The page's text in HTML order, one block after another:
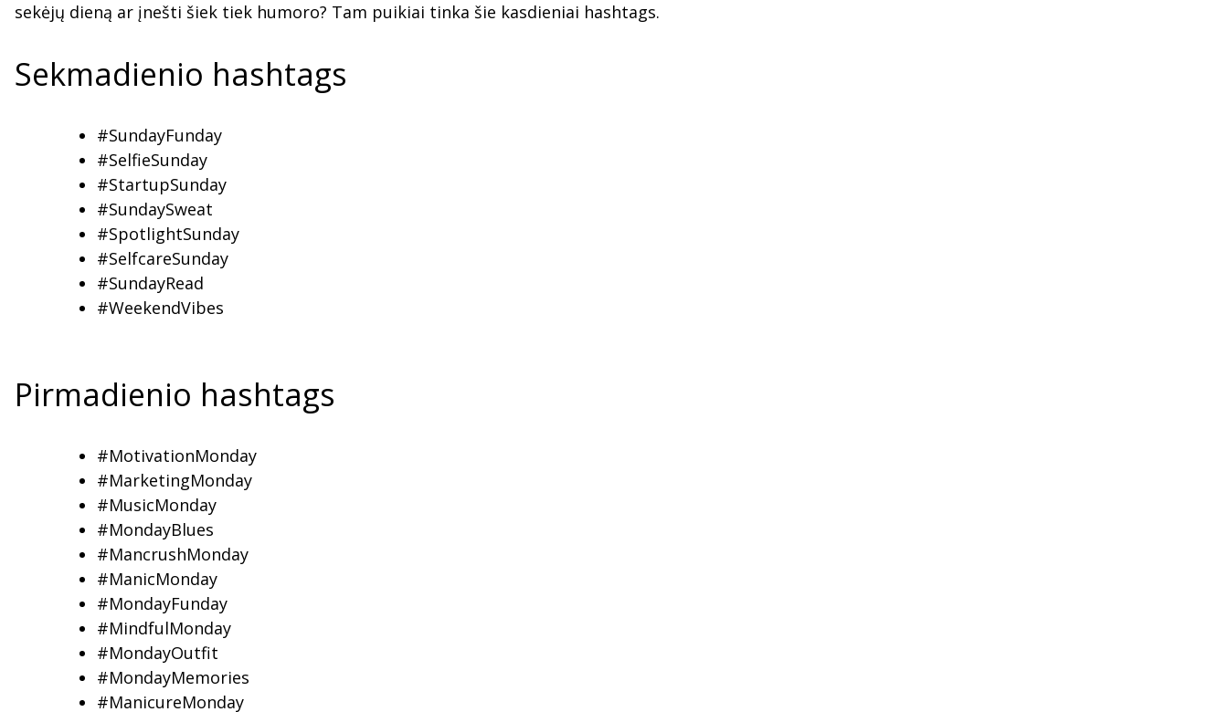
sekėjų dieną ar įnešti šiek tiek humoro? Tam puikiai tinka šie kasdieniai hashtags.
Sekmadienio hashtags
#SundayFunday
#SelfieSunday
#StartupSunday
#SundaySweat
#SpotlightSunday
#SelfcareSunday
#SundayRead
#WeekendVibes
Pirmadienio hashtags
#MotivationMonday
#MarketingMonday
#MusicMonday
#MondayBlues
#MancrushMonday
#ManicMonday
#MondayFunday
#MindfulMonday
#MondayOutfit
#MondayMemories
#ManicureMonday